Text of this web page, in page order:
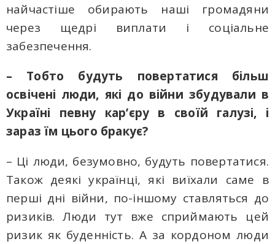
найчастіше обирають наші громадяни
через щедрі виплати і соціальне
забезпечення.
– Тобто будуть повертатися більш
освічені люди, які до війни збудували в
Україні певну кар’єру в своїй галузі, і
зараз їм цього бракує?
– Ці люди, безумовно, будуть повертатися.
Також деякі українці, які виїхали саме в
перші дні війни, по-іншому ставляться до
ризиків. Люди тут вже сприймають цей
ризик як буденність. А за кордоном люди